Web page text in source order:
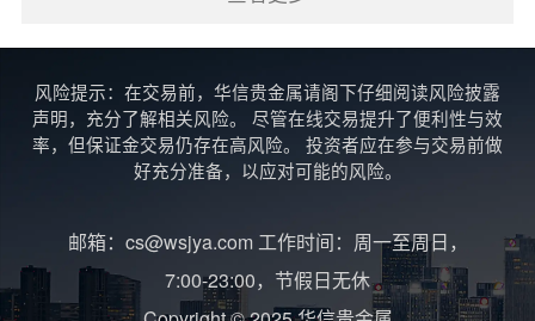
风险提示：在交易前，华信贵金属请阁下仔细阅读风险披露
声明，充分了解相关风险。 尽管在线交易提升了便利性与效
率，但保证金交易仍存在高风险。 投资者应在参与交易前做
好充分准备，以应对可能的风险。
邮箱：cs@wsjya.com 工作时间：周一至周日，
7:00-23:00，节假日无休